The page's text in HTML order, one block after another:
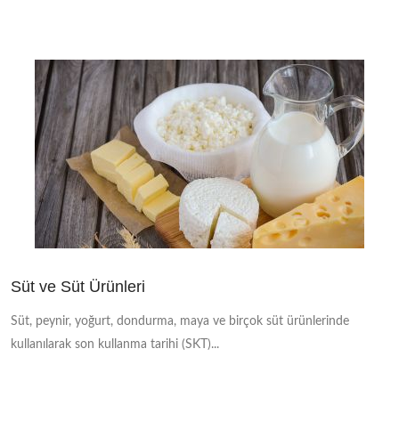
Süt ve Süt Ürünleri
Süt, peynir, yoğurt, dondurma, maya ve birçok süt ürünlerinde
kullanılarak son kullanma tarihi (SKT)...